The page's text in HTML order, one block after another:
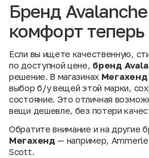
Бренд
комфорт
Если вы ищете качественную,
по доступной цене, бренд
решение. В магазинах Мегахенд
выбор б/у вещей этой марки,
состояние. Это отличная
вещи дешевле, без потери
Обратите внимание и на другие
Мегахенд — например, Ammerle
Scott.